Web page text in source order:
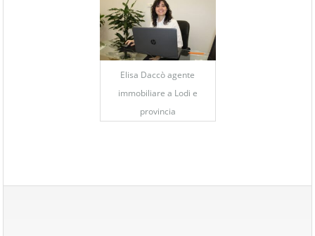
Elisa Daccò agente
immobiliare a Lodi e
provincia